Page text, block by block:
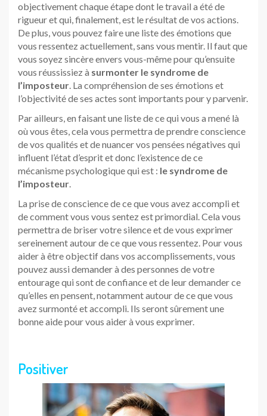
objectivement chaque étape dont le travail a été de
rigueur et qui, finalement, est le résultat de vos actions.
De plus, vous pouvez faire une liste des émotions que
vous ressentez actuellement, sans vous mentir. Il faut que
vous soyez sincère envers vous-même pour qu’ensuite
vous réussissiez à surmonter le syndrome de
l’imposteur. La compréhension de ses émotions et
l’objectivité de ses actes sont importants pour y parvenir.
Par ailleurs, en faisant une liste de ce qui vous a mené là
où vous êtes, cela vous permettra de prendre conscience
de vos qualités et de nuancer vos pensées négatives qui
influent l’état d’esprit et donc l’existence de ce
mécanisme psychologique qui est : le syndrome de
l’imposteur.
La prise de conscience de ce que vous avez accompli et
de comment vous vous sentez est primordial. Cela vous
permettra de briser votre silence et de vous exprimer
sereinement autour de ce que vous ressentez. Pour vous
aider à être objectif dans vos accomplissements, vous
pouvez aussi demander à des personnes de votre
entourage qui sont de confiance et de leur demander ce
qu’elles en pensent, notamment autour de ce que vous
avez surmonté et accompli. Ils seront sûrement une
bonne aide pour vous aider à vous exprimer.
Positiver